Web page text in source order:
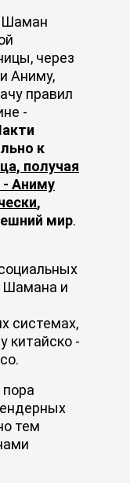
Шаман
через
Аниму,
правил
-
к
получая
- Аниму
,
мир.
Шамана и
системах,
китайско -
тем